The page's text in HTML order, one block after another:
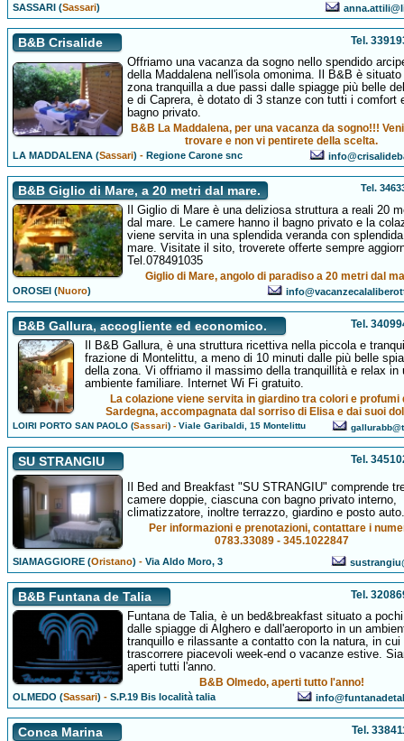
SASSARI (Sassari)
B&B Crisalide Tel.
Offriamo una vacanza da sogno nello spendido
della Maddalena nell'isola omonima. Il B&B è situato
zona tranquilla a due passi dalle spiagge più belle
e di Caprera, è dotato di 3 stanze con tutti i comfort
bagno privato.
B&B La Maddalena, per una vacanza da sogno!!!
trovare e non vi pentirete della scelta.
LA MADDALENA (Sassari) -Regione Carone snc
B&B Giglio di Mare, a 20 metri dal mare. Tel.
Il Giglio di Mare è una deliziosa struttura a reali 20
dal mare. Le camere hanno il bagno privato e la
viene servita in una splendida veranda con
mare. Visitate il sito, troverete offerte sempre
Tel.078491035
Giglio di Mare, angolo di paradiso a 20 metri dal
OROSEI (Nuoro)
B&B Gallura, accogliente ed economico. Tel.
Il B&B Gallura, è una struttura ricettiva nella piccola e
frazione di Montelittu, a meno di 10 minuti dalle più belle
della zona. Vi offriamo il massimo della tranquillità e relax in
ambiente familiare. Internet Wi Fi gratuito.
La colazione viene servita in giardino tra colori e profumi
Sardegna, accompagnata dal sorriso di Elisa e dai suoi
LOIRI PORTO SAN PAOLO (Sassari) -Viale Garibaldi, 15 Montelittu
SU STRANGIU Tel.
Il Bed and Breakfast "SU STRANGIU" comprende
camere doppie, ciascuna con bagno privato interno,
climatizzatore, inoltre terrazzo, giardino e posto auto.
Per informazioni e prenotazioni, contattare i
0783.33089 - 345.1022847
SIAMAGGIORE (Oristano) -Via Aldo Moro, 3
B&B Funtana de Talia Tel.
Funtana de Talia, è un bed&breakfast situato a
dalle spiagge di Alghero e dall'aeroporto in un
tranquillo e rilassante a contatto con la natura, in cui
trascorrere piacevoli week-end o vacanze estive.
aperti tutti l'anno.
B&B Olmedo, aperti tutto l'anno!
OLMEDO (Sassari) -S.P.19 Bis località talia
Conca Marina Tel.